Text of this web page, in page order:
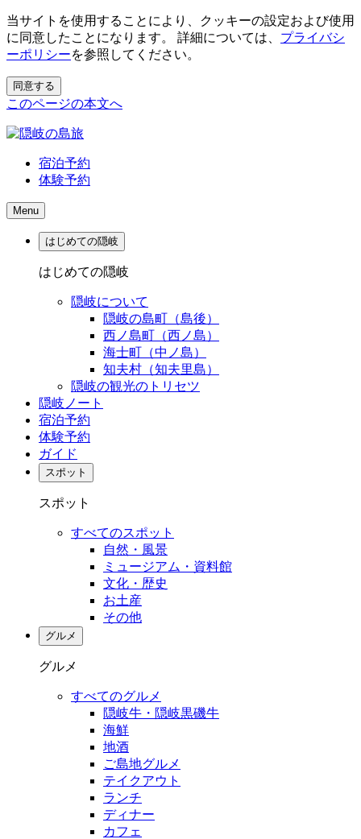
当サイトを使用することにより、クッキーの設定および使用
に同意したことになります。 詳細については、 プライバシ
ーポリシーを参照してください。
同意する
このページの本文へ
宿泊予約
体験予約
Menu
はじめての隠岐
はじめての隠岐
隠岐について
隠岐の島町（島後）
西ノ島町（西ノ島）
海士町（中ノ島）
知夫村（知夫里島）
隠岐の観光のトリセツ
隠岐ノート
宿泊予約
体験予約
ガイド
スポット
スポット
すべてのスポット
自然・風景
ミュージアム・資料館
文化・歴史
お土産
その他
グルメ
グルメ
すべてのグルメ
隠岐牛・隠岐黒磯牛
海鮮
地酒
ご島地グルメ
テイクアウト
ランチ
ディナー
カフェ